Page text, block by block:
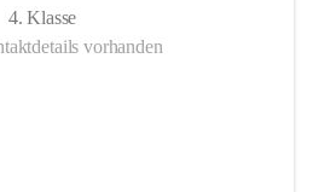
4. Klasse
vorhanden